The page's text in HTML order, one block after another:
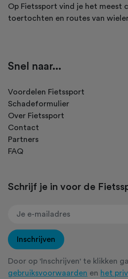
Op Fietssport vind je het meest
toertochten en routes van
Snel naar...
Voordelen Fietssport
Schadeformulier
Over Fietssport
Contact
Partners
FAQ
Schrijf je in voor de
Inschrijven
Door op 'Inschrijven' te klikken
gebruiksvoorwaarden en het